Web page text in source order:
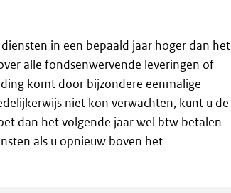
in een bepaald jaar hoger dan het
alle fondsenwervende leveringen of
komt door bijzondere eenmalige
niet kon verwachten, kunt u de
dan het volgende jaar wel btw betalen
als u opnieuw boven het